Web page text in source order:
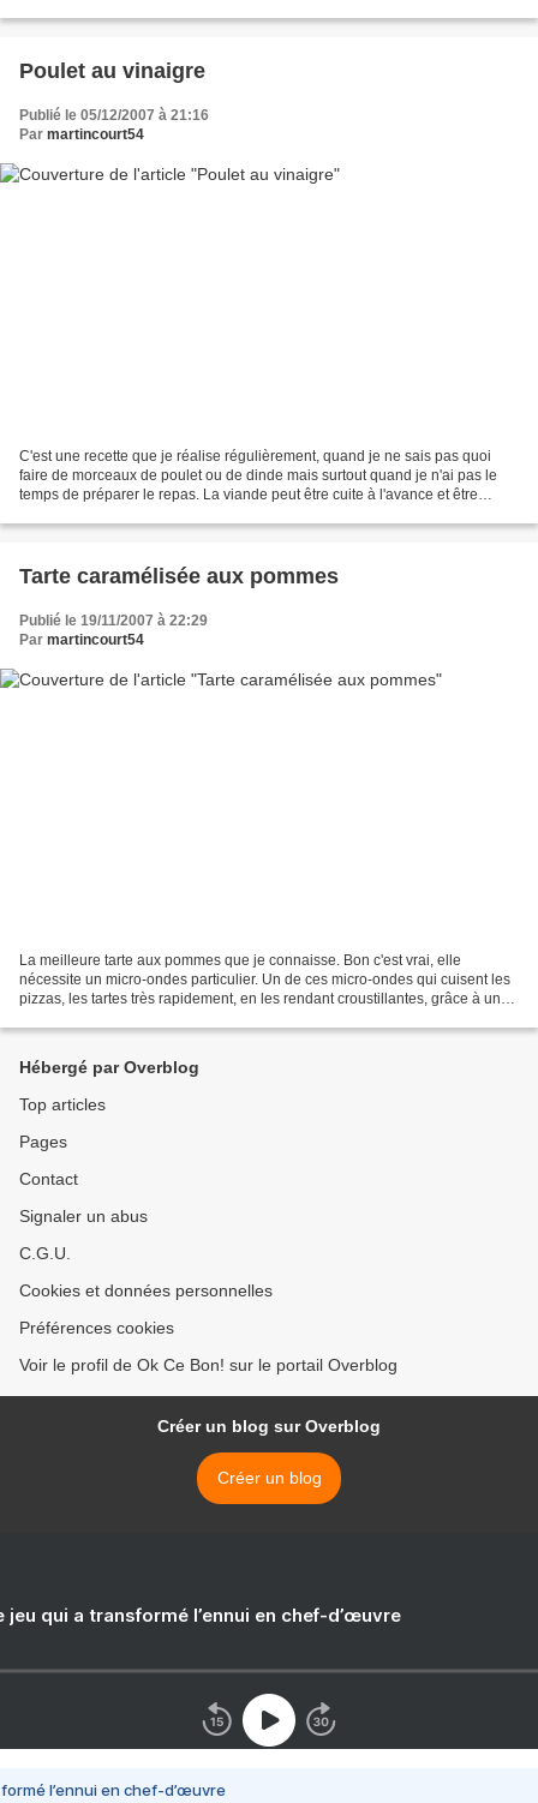
Poulet au vinaigre
Publié le 05/12/2007 à 21:16
Par martincourt54
C'est une recette que je réalise régulièrement, quand je ne sais pas quoi
faire de morceaux de poulet ou de dinde mais surtout quand je n'ai pas le
temps de préparer le repas. La viande peut être cuite à l'avance et être
Tarte caramélisée aux pommes
Publié le 19/11/2007 à 22:29
Par martincourt54
La meilleure tarte aux pommes que je connaisse. Bon c'est vrai, elle
nécessite un micro-ondes particulier. Un de ces micro-ondes qui cuisent les
pizzas, les tartes très rapidement, en les rendant croustillantes, grâce à un
Hébergé par Overblog
Top articles
Pages
Contact
Signaler un abus
C.G.U.
Cookies et données personnelles
Préférences cookies
Voir le profil de Ok Ce Bon! sur le portail Overblog
Créer un blog sur Overblog
Créer un blog
jeu qui a transformé l’ennui en chef-d’œuvre
l’ennui en chef-d’œuvre